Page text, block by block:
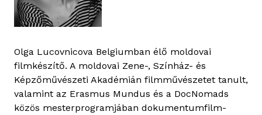
Olga Lucovnicova Belgiumban élő moldovai
filmkészítő. A moldovai Zene-, Színház- és
Képzőművészeti Akadémián filmművészetet tanult,
valamint az Erasmus Mundus és a DocNomads
közös mesterprogramjában dokumentumfilm-